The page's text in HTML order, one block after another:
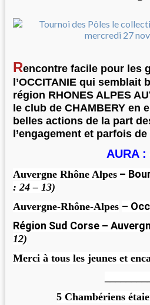
Rencontre facile pour les
l’OCCITANIE qui
région RHONES ALPES
le club de CHAMBERY
belles actions de la part
l’engagement et parfois
AURA :
Auvergne Rhône Alpes –
: 24 – 13)
Auvergne-Rhône-Alpes –
Région Sud Corse –
12)
Merci à tous les jeunes et
5 Chambériens